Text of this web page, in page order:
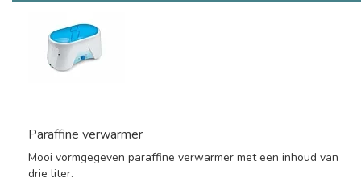
Paraffine verwarmer
Mooi vormgegeven paraffine verwarmer met een inhoud van
drie liter.